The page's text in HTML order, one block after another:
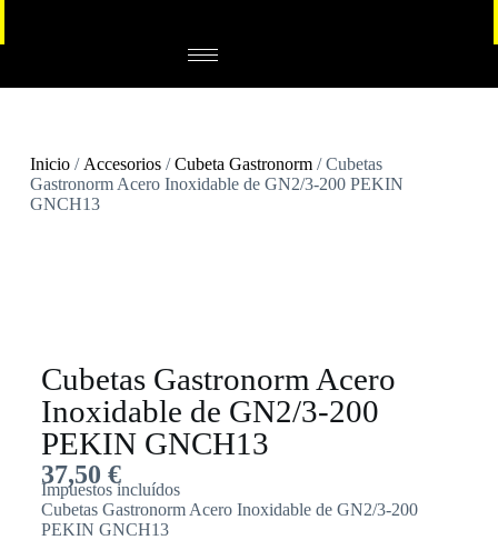
Inicio/ Accesorios/Cubeta Gastronorm/ Cubetas
Gastronorm Acero Inoxidable de GN2/3-200 PEKIN
GNCH13
Cubetas Gastronorm Acero
Inoxidable de GN2/3-200
PEKIN GNCH13
37,50 €
Impuestos incluídos
Cubetas Gastronorm Acero Inoxidable de GN2/3-200
PEKIN GNCH13